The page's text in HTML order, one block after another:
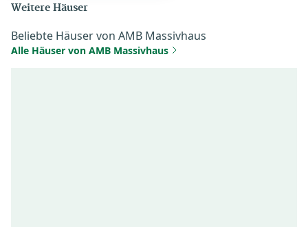
Weitere Häuser
Beliebte Häuser von AMB Massivhaus
Alle Häuser von AMB Massivhaus